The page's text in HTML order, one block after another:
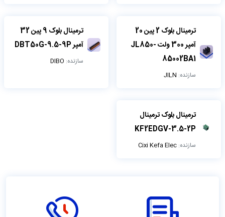
ترمینال بلوک 2 پین 20
آمپر 300 ولت JL850-
85002BA1
سازنده: JILN
ترمینال بلوک 9 پین 32
آمپر DBT50G-9.5-9P
سازنده: DIBO
ترمینال بلوک ترمینال
KF2EDGV-3.5-2P
سازنده:Cixi Kefa Elec